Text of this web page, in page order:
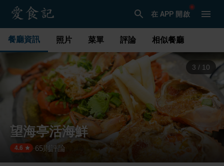
在 APP 開啟
餐廳資訊 照片 菜單 評論 相似餐廳
3 / 10
望海亭活海鮮
4.6 ·65則評論